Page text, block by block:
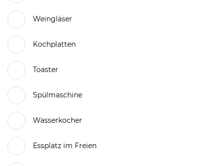
Weingläser
Kochplatten
Toaster
Spülmaschine
Wasserkocher
Essplatz im Freien